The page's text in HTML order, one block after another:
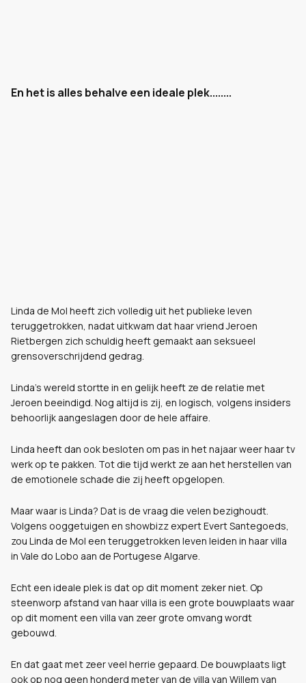
En het is alles behalve een ideale plek........
Linda de Mol heeft zich volledig uit het publieke leven
teruggetrokken, nadat uitkwam dat haar vriend Jeroen
Rietbergen zich schuldig heeft gemaakt aan seksueel
grensoverschrijdend gedrag.
Linda's wereld stortte in en gelijk heeft ze de relatie met
Jeroen beeindigd. Nog altijd is zij, en logisch, volgens insiders
behoorlijk aangeslagen door de hele affaire.
Linda heeft dan ook besloten om pas in het najaar weer haar tv
werk op te pakken. Tot die tijd werkt ze aan het herstellen van
de emotionele schade die zij heeft opgelopen.
Maar waar is Linda? Dat is de vraag die velen bezighoudt.
Volgens ooggetuigen en showbizz expert Evert Santegoeds,
zou Linda de Mol een teruggetrokken leven leiden in haar villa
in Vale do Lobo aan de Portugese Algarve.
Echt een ideale plek is dat op dit moment zeker niet. Op
steenworp afstand van haar villa is een grote bouwplaats waar
op dit moment een villa van zeer grote omvang wordt
gebouwd.
En dat gaat met zeer veel herrie gepaard. De bouwplaats ligt
ook op nog geen honderd meter van de villa van Willem van